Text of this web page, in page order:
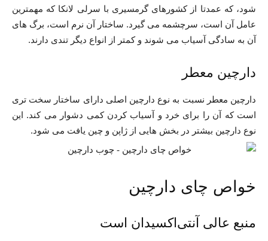
شود، که عمدتا از کشورهای گرمسیری با سرلی لانکا که مهمترین
عامل آن است، سرچشمه می گیرد. ساختار آن نرم است، برگ های
آن به سادگی آسیاب می شوند و کمتر از انواع دیگر تندی دارند.
دارچین معطر
دارچین معطر نسبت به نوع دارچین اصلی دارای ساختار سخت تری
است که آن را برای خرد و آسیاب کردن کمی دشوار می کند. این
نوع دارچین بیشتر در بخش هایی از ژاپن و چین یافت می شود.
خواص چای دارچین
منبع عالی آنتی‌اکسیدان است